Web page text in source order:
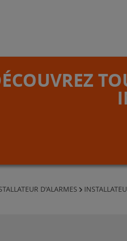
D'ALARMES